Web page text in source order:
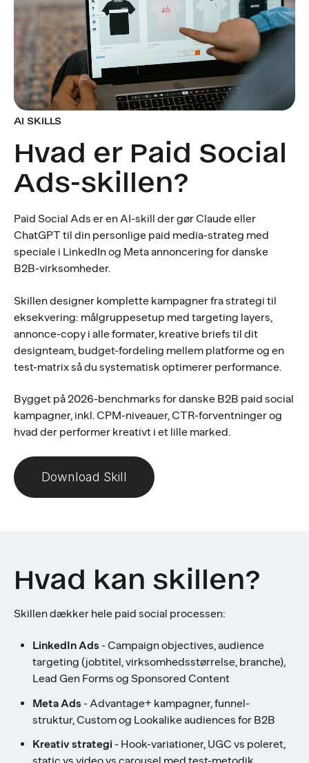
AI SKILLS
Hvad er Paid Social
Ads-skillen?
Paid Social Ads er en AI-skill der gør Claude eller
ChatGPT til din personlige paid media-strateg med
speciale i LinkedIn og Meta annoncering for danske
B2B-virksomheder.
Skillen designer komplette kampagner fra strategi til
eksekvering: målgruppesetup med targeting layers,
annonce-copy i alle formater, kreative briefs til dit
designteam, budget-fordeling mellem platforme og en
test-matrix så du systematisk optimerer performance.
Bygget på 2026-benchmarks for danske B2B paid social
kampagner, inkl. CPM-niveauer, CTR-forventninger og
hvad der performer kreativt i et lille marked.
Download Skill
Hvad kan skillen?
Skillen dækker hele paid social processen:
LinkedIn Ads - Campaign objectives, audience
targeting (jobtitel, virksomhedsstørrelse, branche),
Lead Gen Forms og Sponsored Content
Meta Ads - Advantage+ kampagner, funnel-
struktur, Custom og Lookalike audiences for B2B
Kreativ strategi - Hook-variationer, UGC vs poleret,